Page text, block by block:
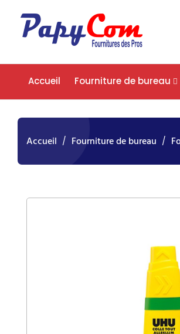
Accueil Fourniture de bureau
Accueil Fourniture de bureau